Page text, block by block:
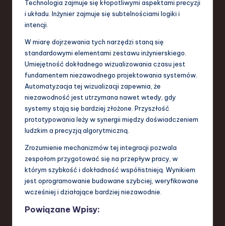
Technologia zajmuje się kłopotliwymi aspektami precyzji
i układu. Inżynier zajmuje się subtelnościami logiki i
intencji.
W miarę dojrzewania tych narzędzi staną się
standardowymi elementami zestawu inżynierskiego.
Umiejętność dokładnego wizualizowania czasu jest
fundamentem niezawodnego projektowania systemów.
Automatyzacja tej wizualizacji zapewnia, że
niezawodność jest utrzymana nawet wtedy, gdy
systemy stają się bardziej złożone. Przyszłość
prototypowania leży w synergii między doświadczeniem
ludzkim a precyzją algorytmiczną.
Zrozumienie mechanizmów tej integracji pozwala
zespołom przygotować się na przepływ pracy, w
którym szybkość i dokładność współistnieją. Wynikiem
jest oprogramowanie budowane szybciej, weryfikowane
wcześniej i działające bardziej niezawodnie.
Powiązane Wpisy: